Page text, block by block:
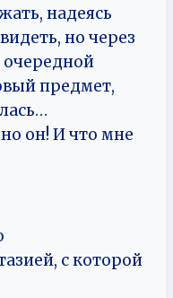
надеясь
но через
очередной
предмет,
он! И что мне
с которой